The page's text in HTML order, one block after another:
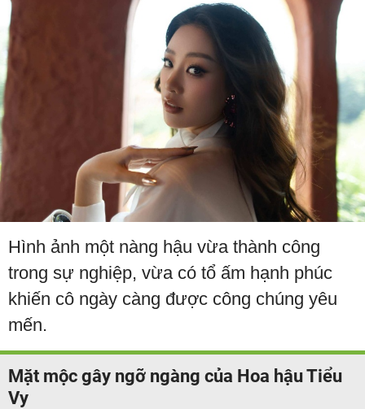
Hình ảnh một nàng hậu vừa thành công
trong sự nghiệp, vừa có tổ ấm hạnh phúc
khiến cô ngày càng được công chúng yêu
mến.
Mặt mộc gây ngỡ ngàng của Hoa hậu Tiểu
Vy